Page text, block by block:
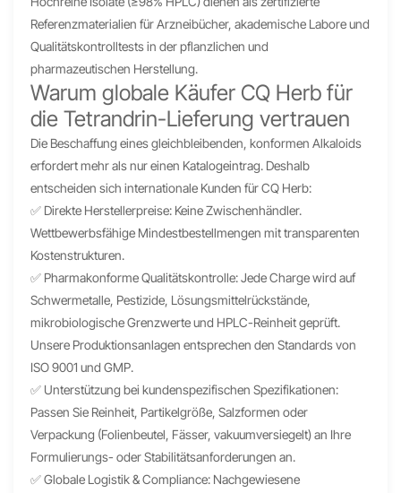
Referenzmaterialien für Arzneibücher, akademische Labore und
Qualitätskontrolltests in der pflanzlichen und
pharmazeutischen Herstellung.
Warum globale Käufer CQ Herb für
die Tetrandrin-Lieferung vertrauen
Die Beschaffung eines gleichbleibenden, konformen Alkaloids
erfordert mehr als nur einen Katalogeintrag. Deshalb
entscheiden sich internationale Kunden für CQ Herb:
✅ Direkte Herstellerpreise: Keine Zwischenhändler.
Wettbewerbsfähige Mindestbestellmengen mit transparenten
Kostenstrukturen.
✅ Pharmakonforme Qualitätskontrolle: Jede Charge wird auf
Schwermetalle, Pestizide, Lösungsmittelrückstände,
mikrobiologische Grenzwerte und HPLC-Reinheit geprüft.
Unsere Produktionsanlagen entsprechen den Standards von
ISO 9001 und GMP.
✅ Unterstützung bei kundenspezifischen Spezifikationen:
Passen Sie Reinheit, Partikelgröße, Salzformen oder
Verpackung (Folienbeutel, Fässer, vakuumversiegelt) an Ihre
Formulierungs- oder Stabilitätsanforderungen an.
✅ Globale Logistik & Compliance: Nachgewiesene